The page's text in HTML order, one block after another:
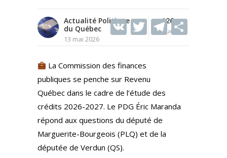
Actualité Politique
du Québec
13 mai 2026
126
Vues
V T
er
T
m
La Commission des finances
publiques se penche sur Revenu
Québec dans le cadre de l’étude des
crédits 2026-2027. Le PDG Éric Maranda
répond aux questions du député de
Marguerite-Bourgeois (PLQ) et de la
députée de Verdun (QS).